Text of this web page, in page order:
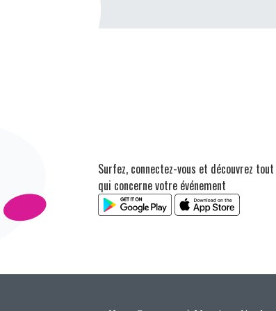
Surfez, connectez-vous et découvrez
qui concerne votre événement